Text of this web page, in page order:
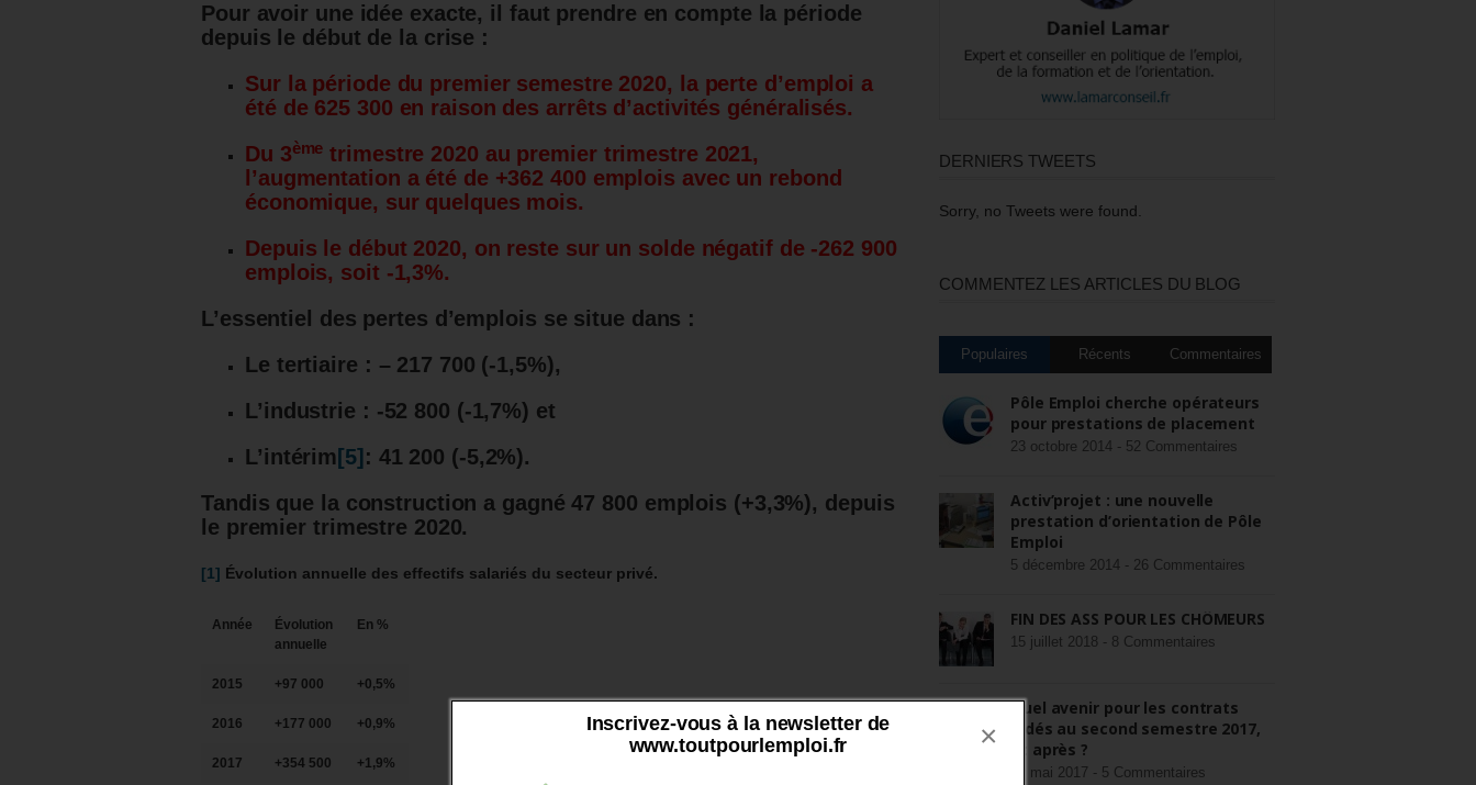
Inscrivez-vous à la newsletter de
www.toutpourlemploi.fr
×
Pour avoir une idée exacte, il faut prendre en compte la période
depuis le début de la crise :
Sur la période du premier semestre 2020, la perte d’emploi a
été de 625 300 en raison des arrêts d’activités généralisés.
Du 3ème trimestre 2020 au premier trimestre 2021,
l’augmentation a été de +362 400 emplois avec un rebond
économique, sur quelques mois.
Depuis le début 2020, on reste sur un solde négatif de -262 900
emplois, soit -1,3%.
L’essentiel des pertes d’emplois se situe dans :
Le tertiaire : – 217 700 (-1,5%),
L’industrie : -52 800 (-1,7%) et
L’intérim [5] : 41 200 (-5,2%).
Tandis que la construction a gagné 47 800 emplois (+3,3%), depuis
le premier trimestre 2020.
[1] Évolution annuelle des effectifs salariés du secteur privé.
Année
Évolution
annuelle
En %
2015 +97 000 +0,5%
2016 +177 000 +0,9%
2017 +354 500 +1,9%
DERNIERS TWEETS
Sorry, no Tweets were found.
COMMENTEZ LES ARTICLES DU BLOG
Populaires Récents Commentaires
Pôle Emploi cherche opérateurs
pour prestations de placement
23 octobre 2014 - 52 Commentaires
Activ’projet : une nouvelle
prestation d’orientation de Pôle
Emploi
5 décembre 2014 - 26 Commentaires
FIN DES ASS POUR LES CHÔMEURS
15 juillet 2018 - 8 Commentaires
Quel avenir pour les contrats
aidés au second semestre 2017,
et après ?
22 mai 2017 - 5 Commentaires